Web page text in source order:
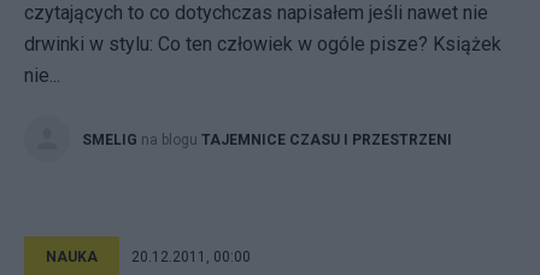
czytających to co dotychczas napisałem jeśli nawet nie
drwinki w stylu: Co ten człowiek w ogóle pisze? Książek
nie...
SMELIG na blogu TAJEMNICE CZASU I PRZESTRZENI
NAUKA 20.12.2011, 00:00